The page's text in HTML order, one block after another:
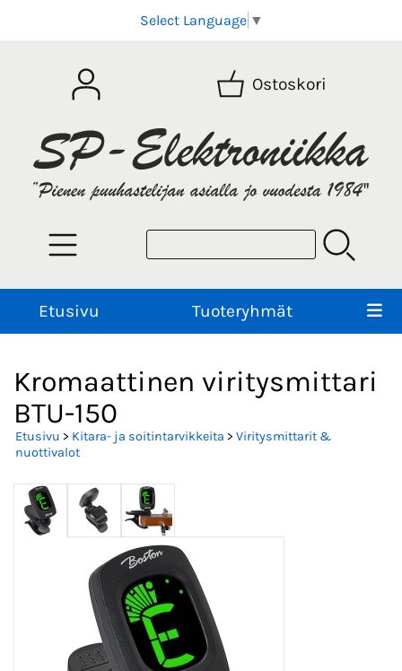
Select Language ▼
Ostoskori
Etusivu Tuoteryhmät
Kromaattinen viritysmittari
BTU-150
Etusivu > Kitara- ja soitintarvikkeita > Viritysmittarit &
nuottivalot